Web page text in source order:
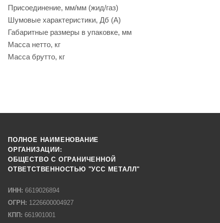
Присоединение, мм/мм (жид/газ)
Шумовые характеристики, Дб (А)
Габаритные размеры в упаковке, мм
Масса нетто, кг
Масса брутто, кг
ПОЛНОЕ НАИМЕНОВАНИЕ
ОРГАНИЗАЦИИ:
ОБЩЕСТВО С ОГРАНИЧЕННОЙ
ОТВЕТСТВЕННОСТЬЮ "УСС МЕТАЛЛ"
ИНН: 6619026894
ОГРН: 1226600004927
КПП: 661901001